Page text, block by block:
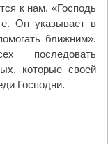
к нам. «Господь
Он указывает в
ближним».
последовать
которые своей
Господни.